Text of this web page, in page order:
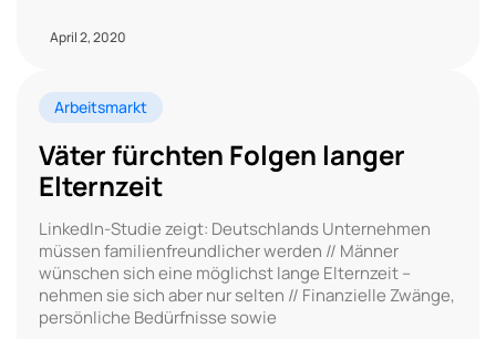
April 2, 2020
Arbeitsmarkt
Väter fürchten Folgen langer
Elternzeit
LinkedIn-Studie zeigt: Deutschlands Unternehmen
müssen familienfreundlicher werden // Männer
wünschen sich eine möglichst lange Elternzeit –
nehmen sie sich aber nur selten // Finanzielle Zwänge,
persönliche Bedürfnisse sowie